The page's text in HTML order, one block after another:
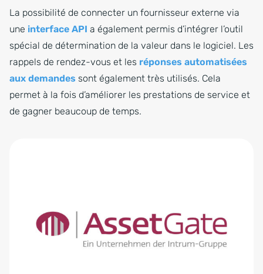
La possibilité de connecter un fournisseur externe via
une interface API a également permis d’intégrer l’outil
spécial de détermination de la valeur dans le logiciel. Les
rappels de rendez-vous et les réponses automatisées
aux demandes sont également très utilisés. Cela
permet à la fois d’améliorer les prestations de service et
de gagner beaucoup de temps.